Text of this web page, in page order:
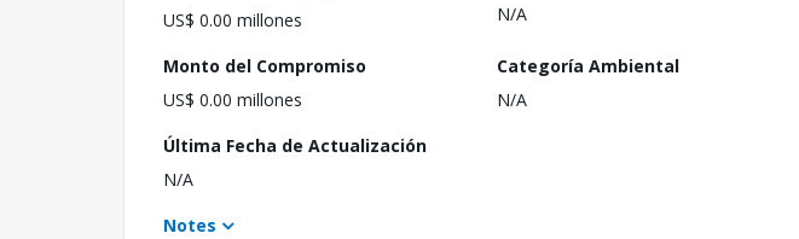
US$ 0.00 millones
N/A
Monto del Compromiso
US$ 0.00 millones
Categoría Ambiental
N/A
Última Fecha de Actualización
N/A
Notes